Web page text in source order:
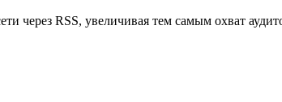
через RSS, увеличивая тем самым охват